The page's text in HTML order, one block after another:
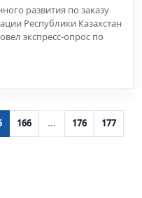
развития по заказу
Республики Казахстан
экспресс-опрос по
166 ... 176 177